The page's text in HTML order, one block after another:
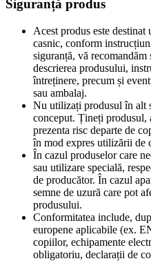
Siguranță produs
Acest produs este
casnic, conform
siguranță, vă
descrierea produsului,
întreținere, precum și
sau ambalaj.
Nu utilizați produsul în alt
conceput. Țineți produsul,
prezenta risc departe de
în mod expres utilizării de
În cazul produselor care
sau utilizare specială,
de producător. În cazul
semne de uzură care pot
produsului.
Conformitatea include,
europene aplicabile (ex.
copiilor, echipamente
obligatoriu, declarații de